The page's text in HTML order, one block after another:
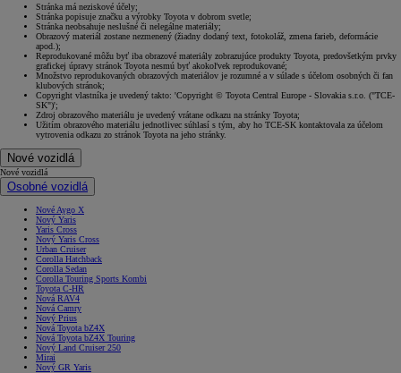
Stránka má neziskové účely;
Stránka popisuje značku a výrobky Toyota v dobrom svetle;
Stránka neobsahuje neslušné či nelegálne materiály;
Obrazový materiál zostane nezmenený (žiadny dodaný text, fotokoláž, zmena farieb, deformácie
apod.);
Reprodukované môžu byť iba obrazové materiály zobrazujúce produkty Toyota, predovšetkým prvky
grafickej úpravy stránok Toyota nesmú byť akokoľvek reprodukované;
Množstvo reprodukovaných obrazových materiálov je rozumné a v súlade s účelom osobných či fan
klubových stránok;
Copyright vlastníka je uvedený takto: 'Copyright © Toyota Central Europe - Slovakia s.r.o. ("TCE-
SK")';
Zdroj obrazového materiálu je uvedený vrátane odkazu na stránky Toyota;
Užitím obrazového materiálu jednotlivec súhlasí s tým, aby ho TCE-SK kontaktovala za účelom
vytrovenia odkazu zo stránok Toyota na jeho stránky.
Nové vozidlá
Nové vozidlá
Osobné vozidlá
Nové Aygo X
Nový Yaris
Yaris Cross
Nový Yaris Cross
Urban Cruiser
Corolla Hatchback
Corolla Sedan
Corolla Touring Sports Kombi
Toyota C-HR
Nová RAV4
Nová Camry
Nový Prius
Nová Toyota bZ4X
Nová Toyota bZ4X Touring
Nový Land Cruiser 250
Mirai
Nový GR Yaris